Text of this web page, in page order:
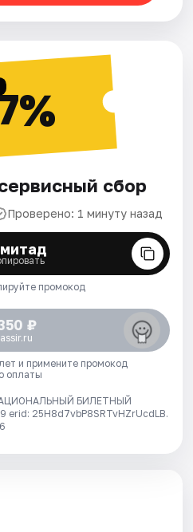
сбор
Проверено: 1 минуту назад
промокод
₽
и примените промокод
оплаты
БИЛЕТНЫЙ
25H8d7vbP8SRTvHZrUcdLB.